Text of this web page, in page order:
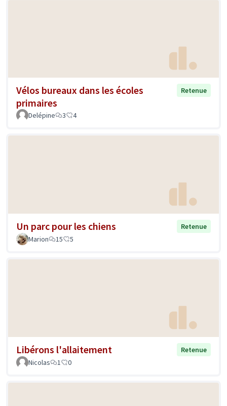
Vélos bureaux dans les écoles
primaires
Retenue
Delépine 3 4
Un parc pour les chiens
Retenue
Marion
15 5
Libérons l'allaitement
Retenue
Nicolas
1 0